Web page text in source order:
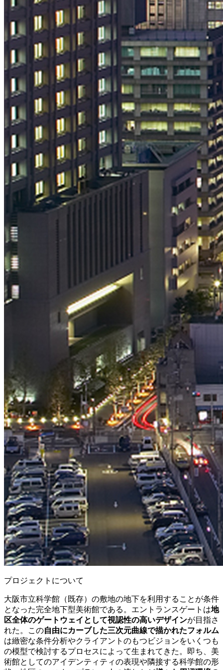
プロジェクトについて
大阪市立科学館（既存）の敷地の地下を利用することが条件
となった完全地下型美術館である。エントランスゲートは地
区全体のゲートウェイとして視認性の高いデザインが目指さ
れた。この自由にカーブした三次元曲線で描かれたフォルム
は緻密な条件分析やクライアントのもつビジョンをいくつも
の模型で検討するプロセスによって生まれてきた。即ち、美
術館としてのアイデンティティの表現や隣接する科学館の形